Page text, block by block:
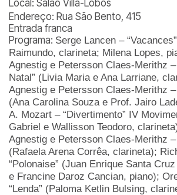
Local: Salão Villa-Lobos
Endereço: Rua São Bento, 415
Entrada franca
Programa: Serge Lancen –
Raimundo, clarineta; Milena Lopes,
Agnestig e Petersson Claes-Merithz
Natal” (Livia Maria e Ana Larriane,
Agnestig e Petersson Claes-Merithz –
(Ana Carolina Souza e Prof. Jairo
A. Mozart – “Divertimento” IV
Gabriel e Wallisson Teodoro,
Agnestig e Petersson Claes-Merithz –
(Rafaela Arena Corrêa, clarineta);
“Polonaise” (Juan Enrique Santa
e Francine Daroz Cancian, piano);
“Lenda” (Paloma Ketlin Bulsing,